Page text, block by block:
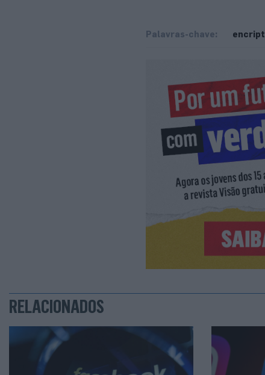
Palavras-chave:
RELACIONADOS